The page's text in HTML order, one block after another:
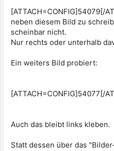
[ATTACH=CONFIG]54079[/
neben diesem Bild zu
scheinbar nicht.
Nur rechts oder unterhalb
Ein weiters Bild probiert:
[ATTACH=CONFIG]54077[/
Auch das bleibt links kleben.
Statt dessen über das